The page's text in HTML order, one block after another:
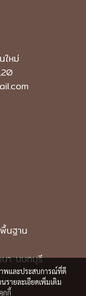
หม่
นฐาน
า นนทบุรี
าพและประสบการณ์ที่ดี
รายละเอียดเพิ่มเติม
กกี้